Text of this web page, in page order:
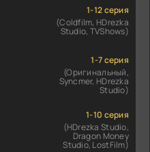
1-12 серия
(Coldfilm, HDrezka
Studio, TVShows)
1-7 серия
(Оригинальный,
Syncmer, HDrezka
Studio)
1-10 серия
(HDrezka Studio,
Dragon Money
Studio, LostFilm)